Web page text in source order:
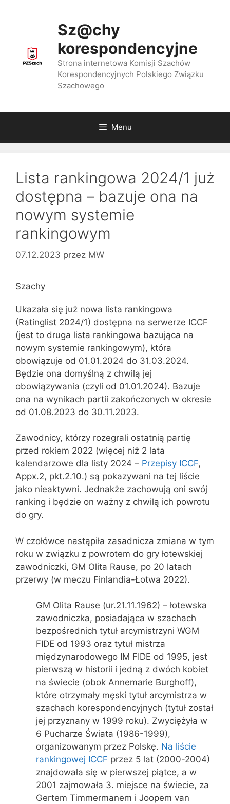
Sz@chy
korespondencyjne
Strona internetowa Komisji Szachów
Korespondencyjnych Polskiego Związku
Szachowego
Menu
Lista rankingowa 2024/1 już
dostępna – bazuje ona na
nowym systemie
rankingowym
07.12.2023 przez MW
Szachy
Ukazała się już nowa lista rankingowa
(Ratinglist 2024/1) dostępna na serwerze ICCF
(jest to druga lista rankingowa bazująca na
nowym systemie rankingowym), która
obowiązuje od 01.01.2024 do 31.03.2024.
Będzie ona domyślną z chwilą jej
obowiązywania (czyli od 01.01.2024). Bazuje
ona na wynikach partii zakończonych w okresie
od 01.08.2023 do 30.11.2023.
Zawodnicy, którzy rozegrali ostatnią partię
przed rokiem 2022 (więcej niż 2 lata
kalendarzowe dla listy 2024 – Przepisy ICCF,
Appx.2, pkt.2.10.) są pokazywani na tej liście
jako nieaktywni. Jednakże zachowują oni swój
ranking i będzie on ważny z chwilą ich powrotu
do gry.
W czołówce nastąpiła zasadnicza zmiana w tym
roku w związku z powrotem do gry łotewskiej
zawodniczki, GM Olita Rause, po 20 latach
przerwy (w meczu Finlandia-Łotwa 2022).
GM Olita Rause (ur.21.11.1962) – łotewska
zawodniczka, posiadająca w szachach
bezpośrednich tytuł arcymistrzyni WGM
FIDE od 1993 oraz tytuł mistrza
międzynarodowego IM FIDE od 1995, jest
pierwszą w historii i jedną z dwóch kobiet
na świecie (obok Annemarie Burghoff),
które otrzymały męski tytuł arcymistrza w
szachach korespondencyjnych (tytuł został
jej przyznany w 1999 roku). Zwyciężyła w
6 Pucharze Świata (1986-1999),
organizowanym przez Polskę. Na liście
rankingowej ICCF przez 5 lat (2000-2004)
znajdowała się w pierwszej piątce, a w
2001 zajmowała 3. miejsce na świecie, za
Gertem Timmermanem i Joopem van